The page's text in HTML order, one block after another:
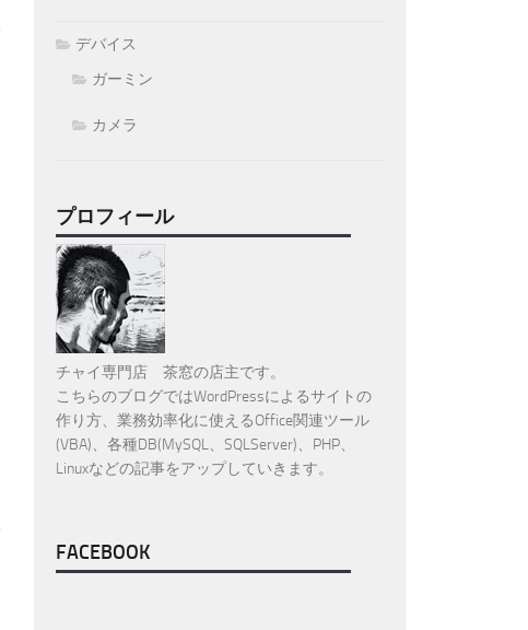
デバイス
ガーミン
カメラ
プロフィール
チャイ専門店 茶窓の店主です。
こちらのブログではWordPressによるサイトの
作り方、業務効率化に使えるOffice関連ツール
(VBA)、各種DB(MySQL、SQLServer)、PHP、
Linuxなどの記事をアップしていきます。
FACEBOOK